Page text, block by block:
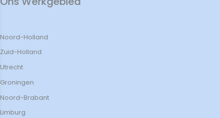
Noord-Holland
Zuid-Holland
Utrecht
Groningen
Noord-Brabant
Limburg